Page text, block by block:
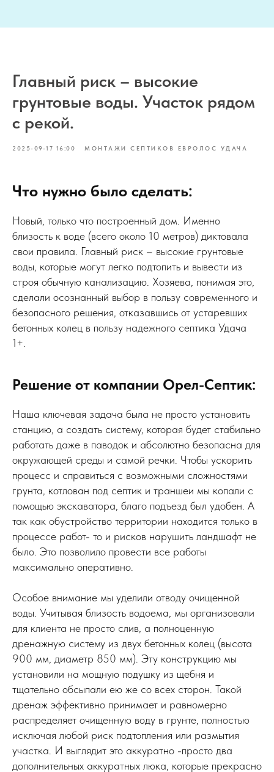
Главный риск – высокие
грунтовые воды. Участок рядом
с рекой.
2025-09-17 16:00 МОНТАЖИ СЕПТИКОВ ЕВРОЛОС УДАЧА
Что нужно было сделать:
Новый, только что построенный дом. Именно
близость к воде (всего около 10 метров) диктовала
свои правила. Главный риск – высокие грунтовые
воды, которые могут легко подтопить и вывести из
строя обычную канализацию. Хозяева, понимая это,
сделали осознанный выбор в пользу современного и
безопасного решения, отказавшись от устаревших
бетонных колец в пользу надежного септика Удача
1+.
Решение от компании Орел-Септик:
Наша ключевая задача была не просто установить
станцию, а создать систему, которая будет стабильно
работать даже в паводок и абсолютно безопасна для
окружающей среды и самой речки. Чтобы ускорить
процесс и справиться с возможными сложностями
грунта, котлован под септик и траншеи мы копали с
помощью экскаватора, благо подъезд был удобен. А
так как обустройство территории находится только в
процессе работ- то и рисков нарушить ландшафт не
было. Это позволило провести все работы
максимально оперативно.
Особое внимание мы уделили отводу очищенной
воды. Учитывая близость водоема, мы организовали
для клиента не просто слив, а полноценную
дренажную систему из двух бетонных колец (высота
900 мм, диаметр 850 мм). Эту конструкцию мы
установили на мощную подушку из щебня и
тщательно обсыпали ею же со всех сторон. Такой
дренаж эффективно принимает и равномерно
распределяет очищенную воду в грунте, полностью
исключая любой риск подтопления или размытия
участка. И выглядит это аккуратно -просто два
дополнительных аккуратных люка, которые прекрасно